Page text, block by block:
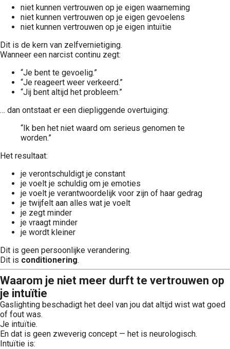
niet kunnen vertrouwen op je eigen waarneming
niet kunnen vertrouwen op je eigen gevoelens
niet kunnen vertrouwen op je eigen intuïtie
Dit is de kern van zelfvernietiging.
Wanneer een narcist continu zegt:
“Je bent te gevoelig.”
“Je reageert weer verkeerd.”
“Jij bent altijd het probleem.”
… dan ontstaat er een diepliggende overtuiging:
“Ik ben het niet waard om serieus genomen te
worden.”
Het resultaat:
je verontschuldigt je constant
je voelt je schuldig om je emoties
je voelt je verantwoordelijk voor zijn of haar gedrag
je twijfelt aan alles wat je voelt
je zegt minder
je vraagt minder
je wordt kleiner
Dit is geen persoonlijke verandering.
Dit is conditionering.
Waarom je niet meer durft te vertrouwen op
je intuïtie
Gaslighting beschadigt het deel van jou dat altijd wist wat goed
of fout was.
Je intuïtie.
En dat is geen zweverig concept — het is neurologisch.
Intuïtie is: